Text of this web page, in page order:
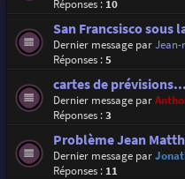
Réponses : 10
San Francsisco sous
Dernier message par
Réponses :5
cartes de prévisions...
Dernier message par
Réponses :3
Problème Jean
Dernier message par
Réponses : 11